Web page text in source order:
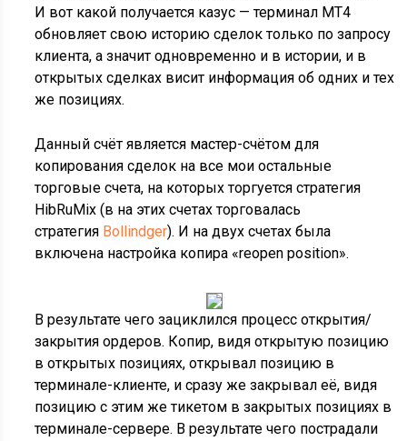
И вот какой получается казус — терминал MT4
обновляет свою историю сделок только по запросу
клиента, а значит одновременно и в истории, и в
открытых сделках висит информация об одних и тех
же позициях.
Данный счёт является мастер-счётом для
копирования сделок на все мои остальные
торговые счета, на которых торгуется стратегия
HibRuMix (в на этих счетах торговалась
стратегия Bollindger). И на двух счетах была
включена настройка копира «reopen position».
В результате чего зациклился процесс открытия/
закрытия ордеров. Копир, видя открытую позицию
в открытых позициях, открывал позицию в
терминале-клиенте, и сразу же закрывал её, видя
позицию с этим же тикетом в закрытых позициях в
терминале-сервере. В результате чего пострадали